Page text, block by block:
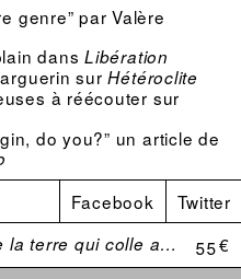
genre” par Valère
dansLibération
surHétéroclite
à réécouter sur
do you?” un article de
Facebook Twitter
la terre amoureuse (se dit de la terre qui colle aux bottes) 55 €